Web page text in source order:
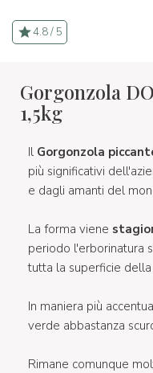
4.8 / 5
Gorgonzola
1,5kg
Il Gorgonzola
più significativi
e dagli amanti del
La forma viene
periodo l'erborinatura
tutta la superficie
In maniera più
verde abbastanza
Rimane comunque